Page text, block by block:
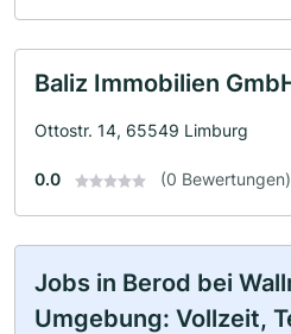
Baliz Immobilien
Ottostr. 14, 65549 Limburg
0.0 (0 Bewertungen)
Jobs in Berod bei
Umgebung: Vollzeit,